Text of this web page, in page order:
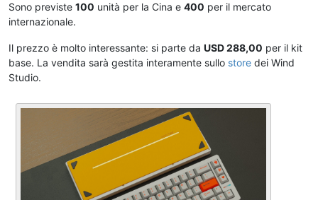
Sono previste 100 unità per la Cina e 400 per il mercato
internazionale.
Il prezzo è molto interessante: si parte da USD 288,00 per il kit
base. La vendita sarà gestita interamente sullo store dei Wind
Studio.